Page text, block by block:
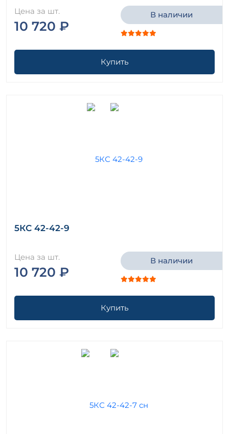
Цена за шт.
10 720 ₽
В наличии
Купить
5КС 42-42-9
Цена за шт.
10 720 ₽
В наличии
Купить